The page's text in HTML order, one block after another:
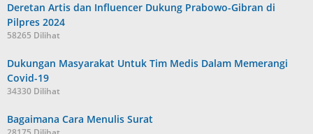
Deretan Artis dan Influencer Dukung Prabowo-Gibran di
Pilpres 2024
58265 Dilihat
Dukungan Masyarakat Untuk Tim Medis Dalam Memerangi
Covid-19
34330 Dilihat
Bagaimana Cara Menulis Surat